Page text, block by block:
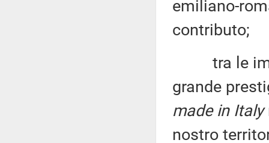
emiliano-
contributo;
tra le
grande
made in Italy
nostro